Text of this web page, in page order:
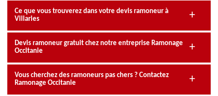
Ce que vous trouverez dans votre devis ramoneur à
Villaries
Devis ramoneur gratuit chez notre entreprise Ramonage
Occitanie
Vous cherchez des ramoneurs pas chers ? Contactez
Ramonage Occitanie